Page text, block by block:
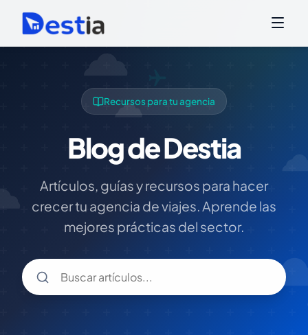
Recursos para tu agencia
Blog de Destia
Artículos, guías y recursos para hacer
crecer tu agencia de viajes. Aprende las
mejores prácticas del sector.